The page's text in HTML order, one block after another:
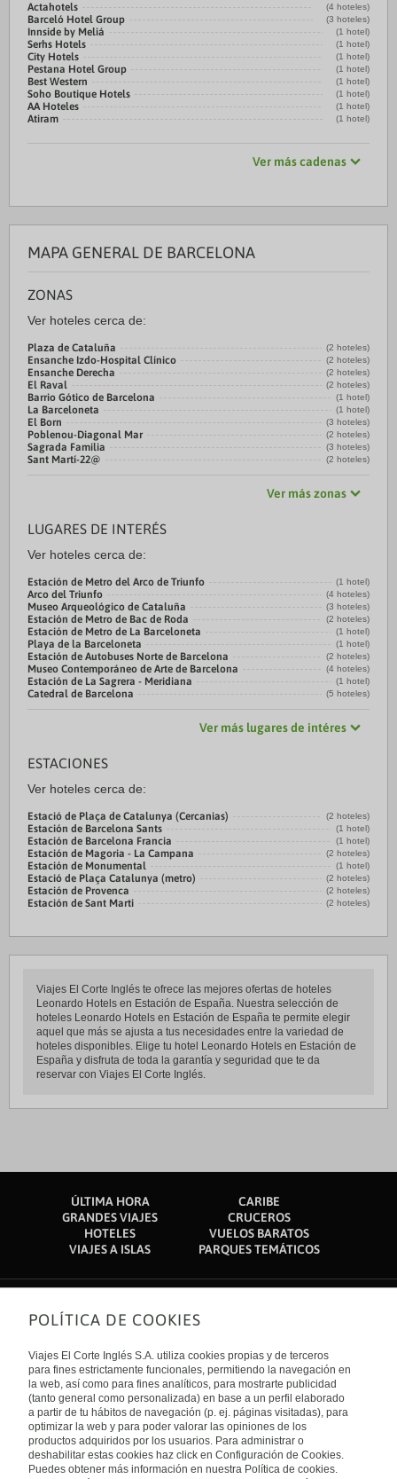
Actahotels (4 hoteles)
Barceló Hotel Group (3 hoteles)
Innside by Meliá (1 hotel)
Serhs Hotels (1 hotel)
City Hotels (1 hotel)
Pestana Hotel Group (1 hotel)
Best Western (1 hotel)
Soho Boutique Hotels (1 hotel)
AA Hoteles (1 hotel)
Atiram (1 hotel)
Ver más cadenas
MAPA GENERAL DE BARCELONA
ZONAS
Ver hoteles cerca de:
Plaza de Cataluña (2 hoteles)
Ensanche Izdo-Hospital Clínico (2 hoteles)
Ensanche Derecha (2 hoteles)
El Raval (2 hoteles)
Barrio Gótico de Barcelona (1 hotel)
La Barceloneta (1 hotel)
El Born (3 hoteles)
Poblenou-Diagonal Mar (2 hoteles)
Sagrada Familia (3 hoteles)
Sant Martí-22@ (2 hoteles)
Ver más zonas
LUGARES DE INTERÉS
Ver hoteles cerca de:
Estación de Metro del Arco de Triunfo (1 hotel)
Arco del Triunfo (4 hoteles)
Museo Arqueológico de Cataluña (3 hoteles)
Estación de Metro de Bac de Roda (2 hoteles)
Estación de Metro de La Barceloneta (1 hotel)
Playa de la Barceloneta (1 hotel)
Estación de Autobuses Norte de Barcelona (2 hoteles)
Museo Contemporáneo de Arte de Barcelona (4 hoteles)
Estación de La Sagrera - Meridiana (1 hotel)
Catedral de Barcelona (5 hoteles)
Ver más lugares de intéres
ESTACIONES
Ver hoteles cerca de:
Estació de Plaça de Catalunya (Cercanias) (2 hoteles)
Estación de Barcelona Sants (1 hotel)
Estación de Barcelona Francia (1 hotel)
Estación de Magoria - La Campana (2 hoteles)
Estación de Monumental (1 hotel)
Estació de Plaça Catalunya (metro) (2 hoteles)
Estación de Provenca (2 hoteles)
Estación de Sant Marti (2 hoteles)
Viajes El Corte Inglés te ofrece las mejores ofertas de hoteles
Leonardo Hotels en Estación de España. Nuestra selección de
hoteles Leonardo Hotels en Estación de España te permite elegir
aquel que más se ajusta a tus necesidades entre la variedad de
hoteles disponibles. Elige tu hotel Leonardo Hotels en Estación de
España y disfruta de toda la garantía y seguridad que te da
reservar con Viajes El Corte Inglés.
ÚLTIMA HORA
CARIBE
GRANDES VIAJES
CRUCEROS
HOTELES
VUELOS BARATOS
VIAJES A ISLAS
PARQUES TEMÁTICOS
Sobre nosotros
Quiénes somos
Financiación
Sostenibilidad
Turismo accesible
Tarjeta El Corte Inglés
Trabaja con nosotros
El Corte Inglés
Canal Ético
Enlaces de interés
Guías de viaje
Catálogos
Auto check-in
Condiciones Generales
Política de privacidad
Política de cookies
Internacional
España
POLÍTICA DE COOKIES
Viajes El Corte Inglés S.A. utiliza cookies propias y de terceros
para fines estrictamente funcionales, permitiendo la navegación en
la web, así como para fines analíticos, para mostrarte publicidad
(tanto general como personalizada) en base a un perfil elaborado
a partir de tu hábitos de navegación (p. ej. páginas visitadas), para
optimizar la web y para poder valorar las opiniones de los
productos adquiridos por los usuarios. Para administrar o
deshabilitar estas cookies haz click en Configuración de Cookies.
Puedes obtener más información en nuestra Política de cookies.